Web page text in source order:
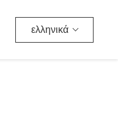
ελληνικά